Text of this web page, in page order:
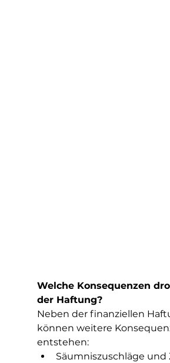
Welche Konsequenzen
der Haftung?
Neben der finanziellen
können weitere
entstehen:
Säumniszuschläge und